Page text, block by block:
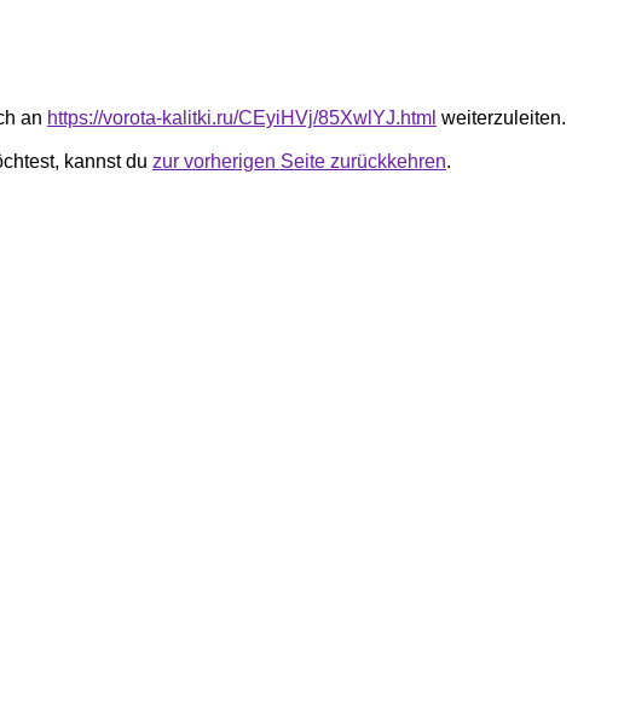
an https://vorota-kalitki.ru/CEyiHVj/85XwlYJ.html weiterzuleiten.
kannst du zur vorherigen Seite zurückkehren.